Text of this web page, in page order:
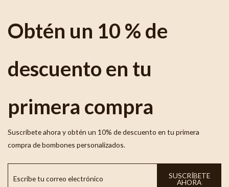
Obtén un 10 % de
descuento en tu
primera compra
Suscríbete ahora y obtén un 10% de descuento en tu primera
compra de bombones personalizados.
SUSCRÍBETE
AHORA